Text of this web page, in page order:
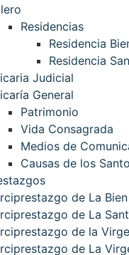
Residencias
Residencia
Residencia
Judicial
General
Patrimonio
Vida Consagrada
Medios de
Causas de los
de La
de La
de la
de La